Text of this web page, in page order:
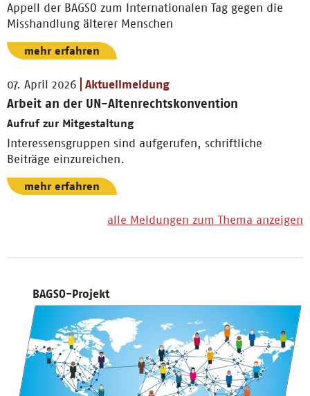
Appell der BAGSO zum Internationalen Tag gegen die
Misshandlung älterer Menschen
mehr erfahren
07. April 2026 Aktuellmeldung
Arbeit an der UN-Altenrechtskonvention
Aufruf zur Mitgestaltung
Interessensgruppen sind aufgerufen, schriftliche
Beiträge einzureichen.
mehr erfahren
alle Meldungen zum Thema anzeigen
BAGSO-Projekt